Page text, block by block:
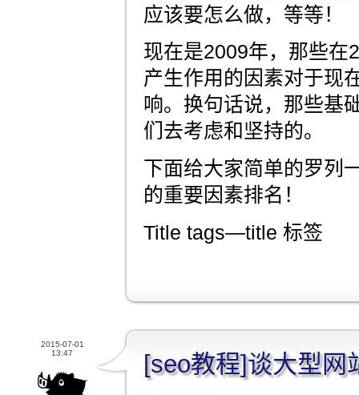
应该要怎么做，等等！
现在是2009年，那些在
产生作用的因素对于现
响。换句话说，那些基
们去考虑和坚持的。
下面给大家简单的罗列
的重要因素排名！
Title tags—title 标签
2015-07-01
13:47
[seo教程]谈大型网